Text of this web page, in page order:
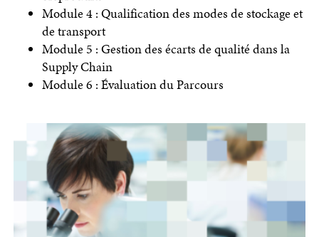
Module 4 : Qualification des modes de stockage et
de transport
Module 5 : Gestion des écarts de qualité dans la
Supply Chain
Module 6 : Évaluation du Parcours